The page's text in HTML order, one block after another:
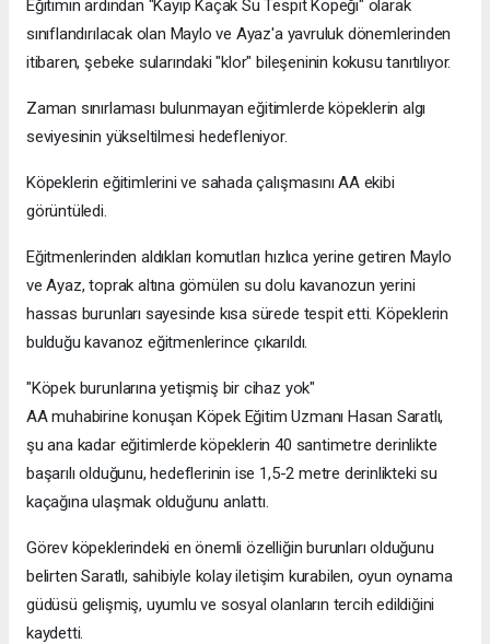
Eğitimin ardından "Kayıp Kaçak Su Tespit Köpeği" olarak
sınıflandırılacak olan Maylo ve Ayaz'a yavruluk dönemlerinden
itibaren, şebeke sularındaki "klor" bileşeninin kokusu tanıtılıyor.
Zaman sınırlaması bulunmayan eğitimlerde köpeklerin algı
seviyesinin yükseltilmesi hedefleniyor.
Köpeklerin eğitimlerini ve sahada çalışmasını AA ekibi
görüntüledi.
Eğitmenlerinden aldıkları komutları hızlıca yerine getiren Maylo
ve Ayaz, toprak altına gömülen su dolu kavanozun yerini
hassas burunları sayesinde kısa sürede tespit etti. Köpeklerin
bulduğu kavanoz eğitmenlerince çıkarıldı.
"Köpek burunlarına yetişmiş bir cihaz yok"
AA muhabirine konuşan Köpek Eğitim Uzmanı Hasan Saratlı,
şu ana kadar eğitimlerde köpeklerin 40 santimetre derinlikte
başarılı olduğunu, hedeflerinin ise 1,5-2 metre derinlikteki su
kaçağına ulaşmak olduğunu anlattı.
Görev köpeklerindeki en önemli özelliğin burunları olduğunu
belirten Saratlı, sahibiyle kolay iletişim kurabilen, oyun oynama
güdüsü gelişmiş, uyumlu ve sosyal olanların tercih edildiğini
kaydetti.